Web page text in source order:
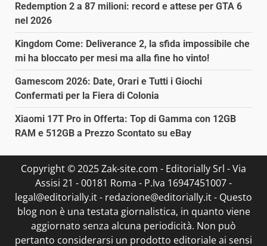
Redemption 2 a 87 milioni: record e attese per GTA 6
nel 2026
Kingdom Come: Deliverance 2, la sfida impossibile che
mi ha bloccato per mesi ma alla fine ho vinto!
Gamescom 2026: Date, Orari e Tutti i Giochi
Confermati per la Fiera di Colonia
Xiaomi 17T Pro in Offerta: Top di Gamma con 12GB
RAM e 512GB a Prezzo Scontato su eBay
Copyright © 2025 Zak-site.com - Editorially Srl - Via
Assisi 21 - 00181 Roma - P.Iva 16947451007 -
legal@editorially.it - redazione@editorially.it - Questo
blog non è una testata giornalistica, in quanto viene
aggiornato senza alcuna periodicità. Non può
pertanto considerarsi un prodotto editoriale ai sensi